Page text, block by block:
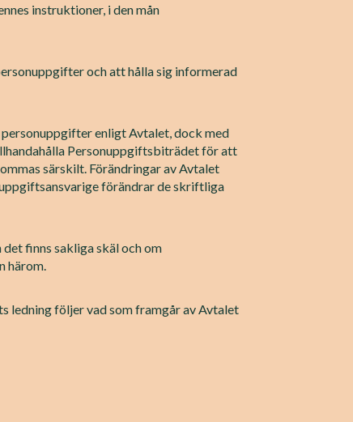
instruktioner, i den mån
och att hålla sig informerad
enligt Avtalet, dock med
Personuppgiftsbiträdet för att
särskilt. Förändringar av Avtalet
förändrar de skriftliga
finns sakliga skäl och om
härom.
ledning följer vad som framgår av Avtalet